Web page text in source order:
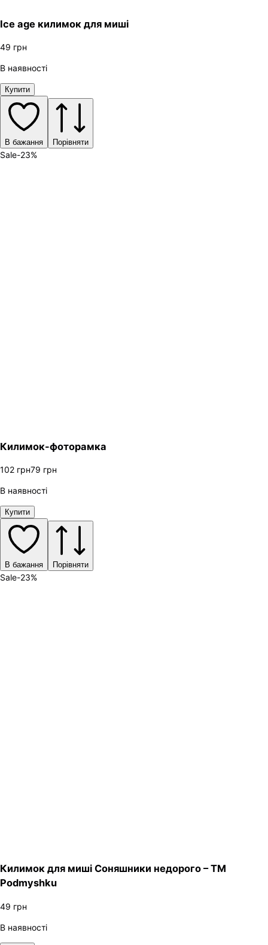
Ice age килимок для миші
49 грн
В наявності
Купити
В бажання Порівняти
Sale-23%
Килимок-фоторамка
102 грн79 грн
В наявності
Купити
В бажання Порівняти
Sale-23%
Килимок для миші Соняшники недорого – ТМ
Podmyshku
49 грн
В наявності